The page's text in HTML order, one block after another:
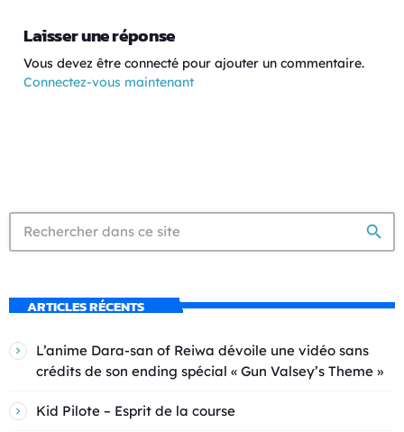
Laisser une réponse
Vous devez être connecté pour ajouter un commentaire.
Connectez-vous maintenant
search
ARTICLES RÉCENTS
L’anime Dara-san of Reiwa dévoile une vidéo sans
crédits de son ending spécial « Gun Valsey’s Theme »
Kid Pilote – Esprit de la course